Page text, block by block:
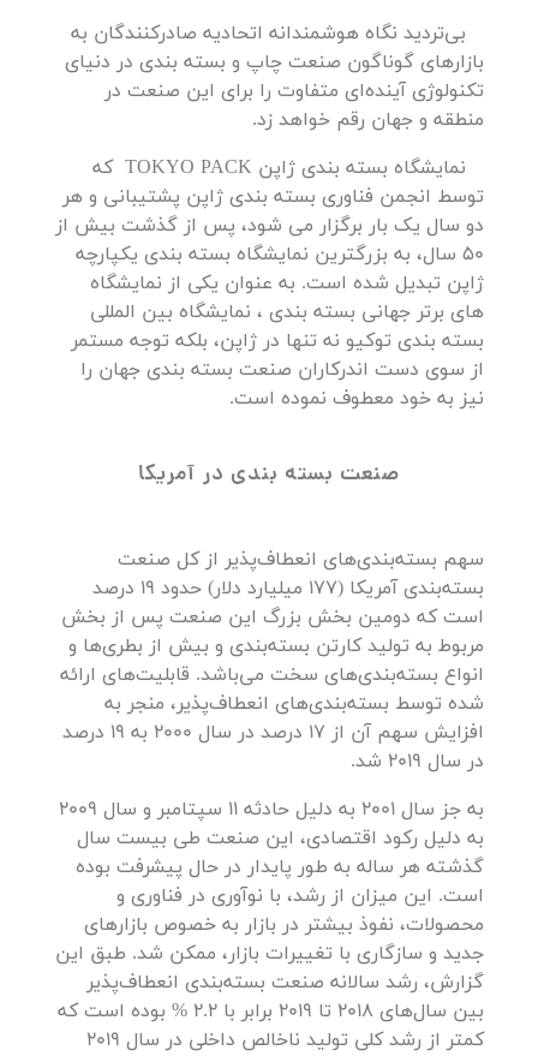
بی‌تردید نگاه هوشمندانه اتحادیه صادرکنندگان به
بازارهای گوناگون صنعت چاپ و بسته بندی در دنیای
تکنولوژی آینده‌ای متفاوت را برای این صنعت در
منطقه و جهان رقم خواهد زد.
نمایشگاه بسته بندی ژاپن TOKYO PACK که
توسط انجمن فناوری بسته بندی ژاپن پشتیبانی و هر
دو سال یک بار برگزار می شود، پس از گذشت بیش از
50 سال، به بزرگترین نمایشگاه بسته بندی یکپارچه
ژاپن تبدیل شده است. به عنوان یکی از نمایشگاه
های برتر جهانی بسته بندی ، نمایشگاه بین المللی
بسته بندی توکیو نه تنها در ژاپن، بلکه توجه مستمر
از سوی دست اندرکاران صنعت بسته بندی جهان را
نیز به خود معطوف نموده است.
صنعت بسته بندی در آمریکا
سهم بسته‌بندی‌های انعطاف‌پذیر از کل صنعت
بسته‌بندی آمریکا (177 میلیارد دلار) حدود 19 درصد
است که دومین بخش بزرگ این صنعت پس از بخش
مربوط به تولید کارتن بسته‌بندی و بیش از بطری‌ها و
انواع بسته‌بندی‌های سخت می‌باشد. قابلیت‌های ارائه
شده توسط بسته‌بندی‌های انعطاف‌پذیر، منجر به
افزایش سهم آن از 17 درصد در سال 2000 به 19 درصد
در سال 2019 شد.
به جز سال 2001 به دلیل حادثه 11 سپتامبر و سال 2009
به دلیل رکود اقتصادی، این صنعت طی بیست سال
گذشته هر ساله به طور پایدار در حال پیشرفت بوده
است. این میزان از رشد، با نوآوری در فناوری و
محصولات، نفوذ بیشتر در بازار به خصوص بازارهای
جدید و سازگاری با تغییرات بازار، ممکن شد. طبق این
گزارش، رشد سالانه صنعت بسته‌بندی انعطاف‌پذیر
بین سال‌های 2018 تا 2019 برابر با 2.2 % بوده است که
کمتر از رشد کلی تولید ناخالص داخلی در سال 2019